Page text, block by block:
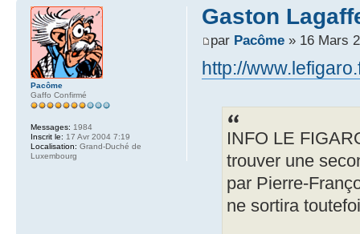
Gaston
par Pacôme» 16 Mars
http://
INFO LE
trouver une
par Pierre-
ne sortira
Pacôme
Gaffo Confirmé
Messages: 1984
Inscrit le: 17 Avr 2004 7:19
Localisation: Grand-Duché de
Luxembourg